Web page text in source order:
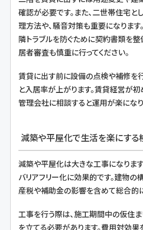
確認が必要です。また、二世帯住宅と
理方法や、騒音対策も重要になります
隣トラブルを防ぐために契約書類を整
居者審査も慎重に行ってください。
賃貸に出す前に設備の点検や補修を
と入居率が上がります。賃貸経営が
管理会社に相談すると運用が楽になり
減築や平屋化で生活を楽にする
減築や平屋化は大きな工事になりま
バリアフリー化に効果的です。建物の
産税や補助金の影響を含めて総合的に
工事を行う際は、施工期間中の仮住
を立てる必要があります。費用対効果